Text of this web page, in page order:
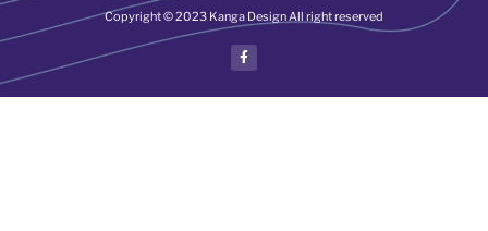
Copyright © 2023 Kanga Design All right reserved